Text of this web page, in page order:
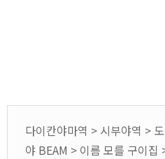
다이칸야마역 > 시부야역 >
야 BEAM > 이름 모를 구이집